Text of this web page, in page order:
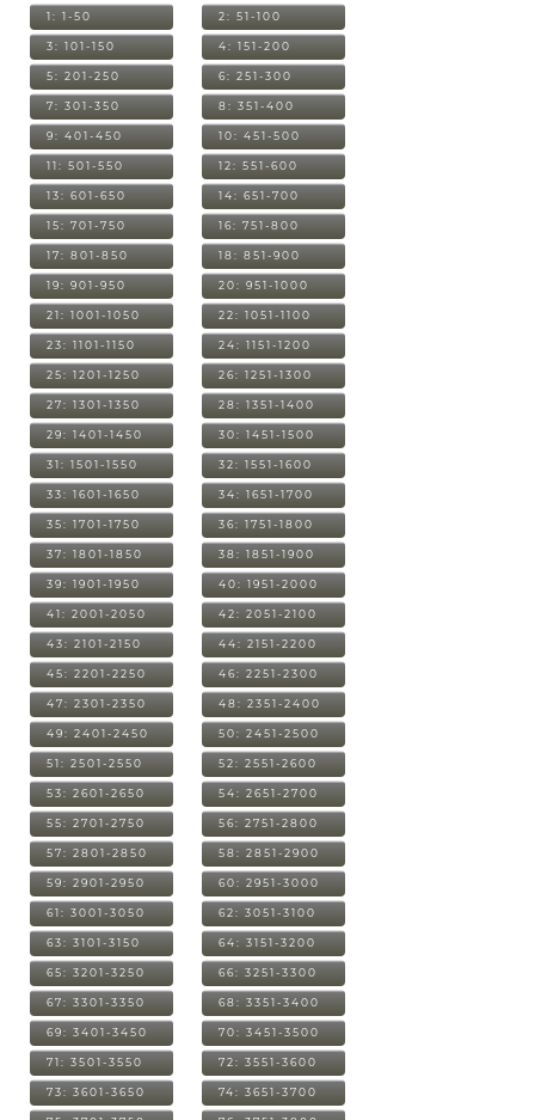
1: 1-50 2: 51-100
3: 101-150 4: 151-200
5: 201-250 6: 251-300
7: 301-350 8: 351-400
9: 401-450 10: 451-500
11: 501-550 12: 551-600
13: 601-650 14: 651-700
15: 701-750 16: 751-800
17: 801-850 18: 851-900
19: 901-950 20: 951-1000
21: 1001-1050 22: 1051-1100
23: 1101-1150 24: 1151-1200
25: 1201-1250 26: 1251-1300
27: 1301-1350 28: 1351-1400
29: 1401-1450 30: 1451-1500
31: 1501-1550 32: 1551-1600
33: 1601-1650 34: 1651-1700
35: 1701-1750 36: 1751-1800
37: 1801-1850 38: 1851-1900
39: 1901-1950 40: 1951-2000
41: 2001-2050 42: 2051-2100
43: 2101-2150 44: 2151-2200
45: 2201-2250 46: 2251-2300
47: 2301-2350 48: 2351-2400
49: 2401-2450 50: 2451-2500
51: 2501-2550 52: 2551-2600
53: 2601-2650 54: 2651-2700
55: 2701-2750 56: 2751-2800
57: 2801-2850 58: 2851-2900
59: 2901-2950 60: 2951-3000
61: 3001-3050 62: 3051-3100
63: 3101-3150 64: 3151-3200
65: 3201-3250 66: 3251-3300
67: 3301-3350 68: 3351-3400
69: 3401-3450 70: 3451-3500
71: 3501-3550 72: 3551-3600
73: 3601-3650 74: 3651-3700